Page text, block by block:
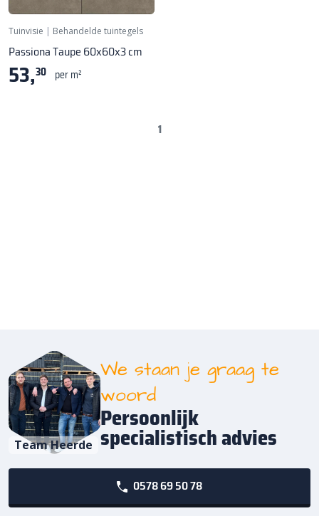
Tuinvisie | Behandelde tuintegels
Passiona Taupe 60x60x3 cm
53,30 per m²
1
Team Heerde
We staan je graag te
woord
Persoonlijk
specialistisch advies
0578 69 50 78